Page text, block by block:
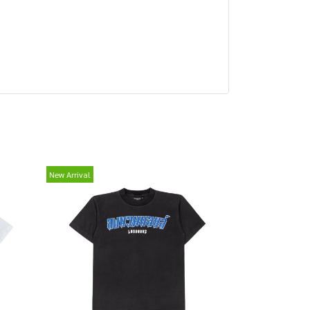
New Arrival